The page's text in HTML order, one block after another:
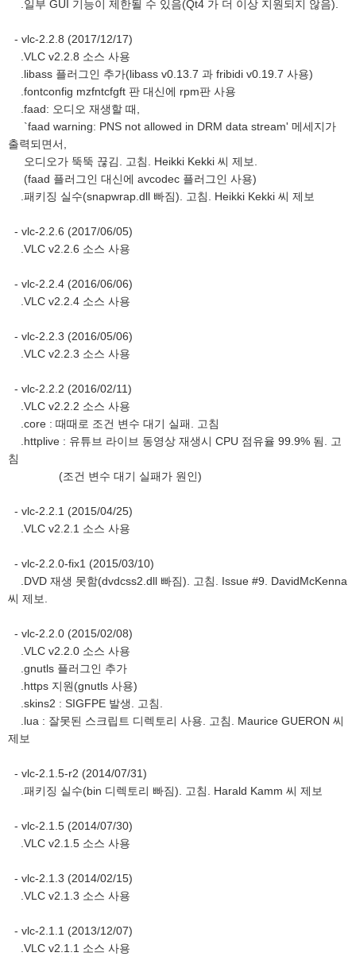
.일부 GUI 기능이 제한될 수 있음(Qt4 가 더 이상 지원되지 않음).
- vlc-2.2.8 (2017/12/17)
.VLC v2.2.8 소스 사용
.libass 플러그인 추가(libass v0.13.7 과 fribidi v0.19.7 사용)
.fontconfig mzfntcfgft 판 대신에 rpm판 사용
.faad: 오디오 재생할 때,
`faad warning: PNS not allowed in DRM data stream' 메세지가
출력되면서,
오디오가 뚝뚝 끊김. 고침. Heikki Kekki 씨 제보.
(faad 플러그인 대신에 avcodec 플러그인 사용)
.패키징 실수(snapwrap.dll 빠짐). 고침. Heikki Kekki 씨 제보
- vlc-2.2.6 (2017/06/05)
.VLC v2.2.6 소스 사용
- vlc-2.2.4 (2016/06/06)
.VLC v2.2.4 소스 사용
- vlc-2.2.3 (2016/05/06)
.VLC v2.2.3 소스 사용
- vlc-2.2.2 (2016/02/11)
.VLC v2.2.2 소스 사용
.core : 때때로 조건 변수 대기 실패. 고침
.httplive : 유튜브 라이브 동영상 재생시 CPU 점유율 99.9% 됨. 고
침
(조건 변수 대기 실패가 원인)
- vlc-2.2.1 (2015/04/25)
.VLC v2.2.1 소스 사용
- vlc-2.2.0-fix1 (2015/03/10)
.DVD 재생 못함(dvdcss2.dll 빠짐). 고침. Issue #9. DavidMcKenna
씨 제보.
- vlc-2.2.0 (2015/02/08)
.VLC v2.2.0 소스 사용
.gnutls 플러그인 추가
.https 지원(gnutls 사용)
.skins2 : SIGFPE 발생. 고침.
.lua : 잘못된 스크립트 디렉토리 사용. 고침. Maurice GUERON 씨
제보
- vlc-2.1.5-r2 (2014/07/31)
.패키징 실수(bin 디렉토리 빠짐). 고침. Harald Kamm 씨 제보
- vlc-2.1.5 (2014/07/30)
.VLC v2.1.5 소스 사용
- vlc-2.1.3 (2014/02/15)
.VLC v2.1.3 소스 사용
- vlc-2.1.1 (2013/12/07)
.VLC v2.1.1 소스 사용